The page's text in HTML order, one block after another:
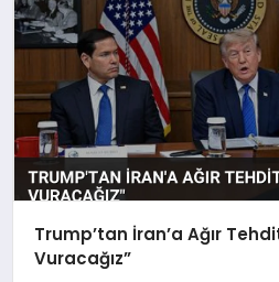
Trump’tan İran’a Ağır
Vuracağız”